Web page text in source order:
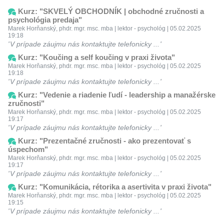
Kurz: "SKVELÝ OBCHODNÍK | obchodné zručnosti a
psychológia predaja"
Marek Horňanský, phdr. mgr. msc. mba | lektor - psychológ | 05.02.2025
19:18
V prípade záujmu nás kontaktujte telefonicky ...
Kurz: "Koučing a self koučing v praxi života"
Marek Horňanský, phdr. mgr. msc. mba | lektor - psychológ | 05.02.2025
19:18
V prípade záujmu nás kontaktujte telefonicky ...
Kurz: "Vedenie a riadenie ľudí - leadership a manažérske
zručnosti"
Marek Horňanský, phdr. mgr. msc. mba | lektor - psychológ | 05.02.2025
19:17
V prípade záujmu nás kontaktujte telefonicky ...
Kurz: "Prezentačné zručnosti - ako prezentovať s
úspechom"
Marek Horňanský, phdr. mgr. msc. mba | lektor - psychológ | 05.02.2025
19:17
V prípade záujmu nás kontaktujte telefonicky ...
Kurz: "Komunikácia, rétorika a asertivita v praxi života"
Marek Horňanský, phdr. mgr. msc. mba | lektor - psychológ | 05.02.2025
19:15
V prípade záujmu nás kontaktujte telefonicky ...